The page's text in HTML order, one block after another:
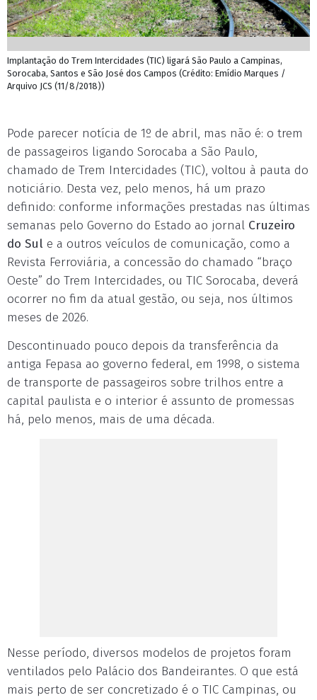
Implantação do Trem Intercidades (TIC) ligará São Paulo a Campinas,
Sorocaba, Santos e São José dos Campos (Crédito: Emídio Marques /
Arquivo JCS (11/8/2018))
Pode parecer notícia de 1º de abril, mas não é: o trem
de passageiros ligando Sorocaba a São Paulo,
chamado de Trem Intercidades (TIC), voltou à pauta do
noticiário. Desta vez, pelo menos, há um prazo
definido: conforme informações prestadas nas últimas
semanas pelo Governo do Estado ao jornal Cruzeiro
do Sul e a outros veículos de comunicação, como a
Revista Ferroviária, a concessão do chamado “braço
Oeste” do Trem Intercidades, ou TIC Sorocaba, deverá
ocorrer no fim da atual gestão, ou seja, nos últimos
meses de 2026.
Descontinuado pouco depois da transferência da
antiga Fepasa ao governo federal, em 1998, o sistema
de transporte de passageiros sobre trilhos entre a
capital paulista e o interior é assunto de promessas
há, pelo menos, mais de uma década.
Nesse período, diversos modelos de projetos foram
ventilados pelo Palácio dos Bandeirantes. O que está
mais perto de ser concretizado é o TIC Campinas, ou